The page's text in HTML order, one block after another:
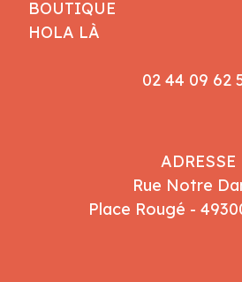
BOUTIQUE
HOLA LÀ
02 44 09 62
ADRESSE
Rue Notre
Place Rougé -